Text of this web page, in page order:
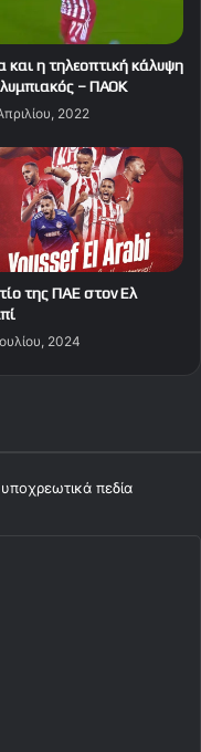
και η τηλεοπτική κάλυψη
– ΠΑΟΚ
2022
της ΠΑΕ στον Ελ
2024
πεδία